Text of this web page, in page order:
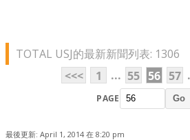
TOTAL USJ的最新新聞列表: 1306
<<<
1 ... 55 56 57
PAGE Go
最後更新: April 1, 2014 在 8:20 pm